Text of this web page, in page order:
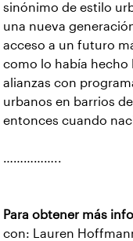
sinónimo de estilo
una nueva
acceso a un futuro
como lo había hecho
alianzas con
urbanos en barrios
entonces cuando
……………..
Para obtener más
con: Lauren